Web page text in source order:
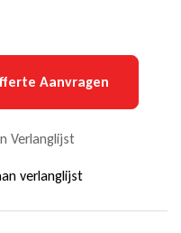
Aanvragen
Verlanglijst
verlanglijst